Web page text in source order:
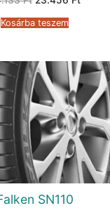
was:
44.133 Ft.
Kosárba teszem
SN110